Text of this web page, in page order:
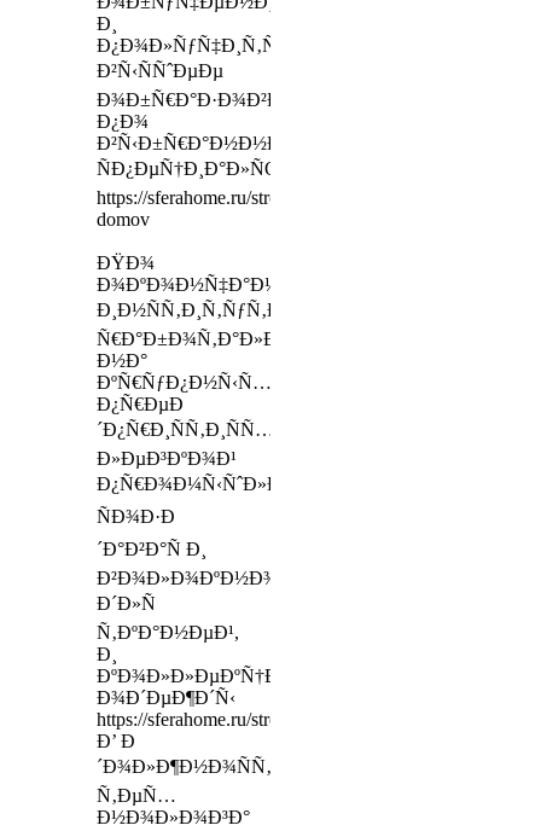
Ð¸
Ð¿Ð¾Ð»ÑƒÑ‡Ð¸Ñ‚ÑŒ
Ð²Ñ‹ÑÑˆÐµÐµ
Ð¾Ð±Ñ€Ð°Ð·Ð¾Ð²Ð°Ð½Ð¸Ðµ
Ð¿Ð¾
Ð²Ñ‹Ð±Ñ€Ð°Ð½Ð½Ð¾Ð¹
ÑÐ¿ÐµÑ†Ð¸Ð°Ð»ÑŒÐ½Ð¾ÑÑ‚Ð¸
https://sferahome.ru/stroitelstvo/stroitelstvo-
domov
ÐŸÐ¾
Ð¾ÐºÐ¾Ð½Ñ‡Ð°Ð½Ð¸Ð¸
Ð¸Ð½ÑÑ‚Ð¸Ñ‚ÑƒÑ‚Ð°
Ñ€Ð°Ð±Ð¾Ñ‚Ð°Ð»Ð°
Ð½Ð°
ÐºÑ€ÑƒÐ¿Ð½Ñ‹Ñ…
Ð¿Ñ€ÐµÐ
´Ð¿Ñ€Ð¸ÑÑ‚Ð¸ÑÑ…
Ð»ÐµÐ³ÐºÐ¾Ð¹
Ð¿Ñ€Ð¾Ð¼Ñ‹ÑˆÐ»ÐµÐ½Ð½Ð¾ÑÑ‚Ð¸,
ÑÐ¾Ð·Ð
´Ð°Ð²Ð°Ñ Ð¸
Ð²Ð¾Ð»Ð¾ÐºÐ½Ð¾
Ð´Ð»Ñ
Ñ‚ÐºÐ°Ð½ÐµÐ¹,
Ð¸
ÐºÐ¾Ð»Ð»ÐµÐºÑ†Ð¸Ð¸
Ð¾Ð´ÐµÐ¶Ð´Ñ‹
https://sferahome.ru/stroitelstvo
Ð’ Ð
´Ð¾Ð»Ð¶Ð½Ð¾ÑÑ‚Ð¸
Ñ‚ÐµÑ…
Ð½Ð¾Ð»Ð¾Ð³Ð°